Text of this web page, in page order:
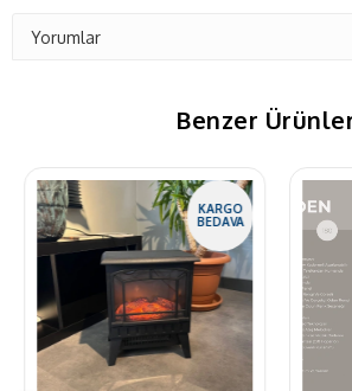
Yorumlar
Benzer
KARGO
BEDAVA